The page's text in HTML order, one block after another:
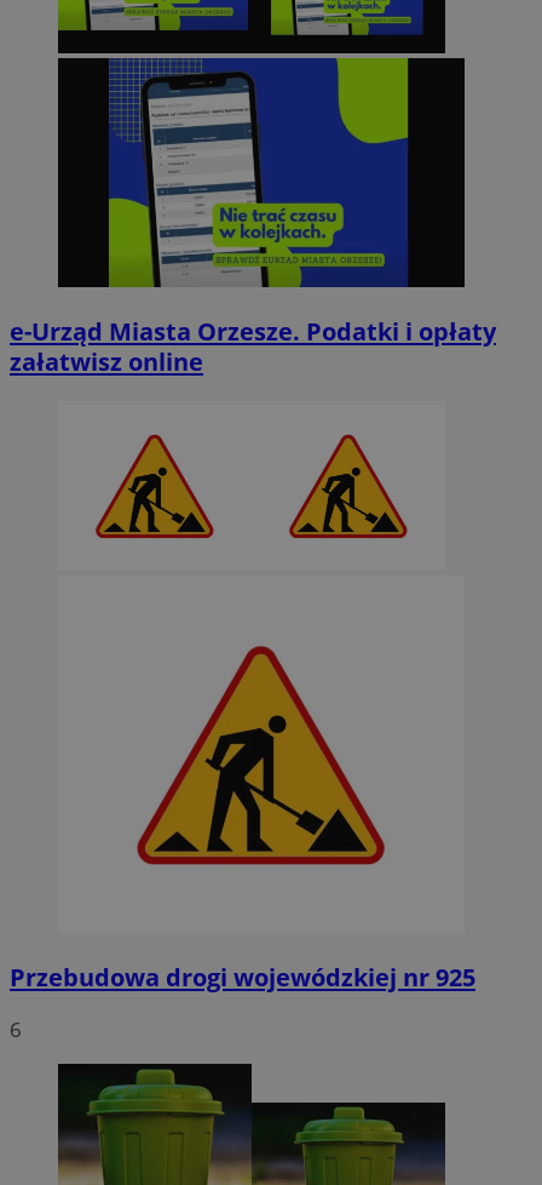
e-Urząd Miasta Orzesze. Podatki i opłaty
załatwisz online
Przebudowa drogi wojewódzkiej nr 925
6